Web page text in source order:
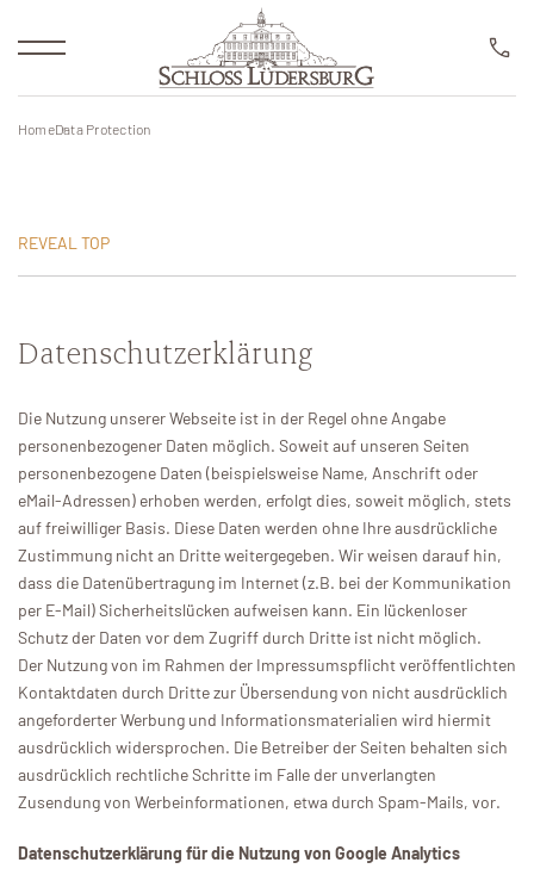
Übernachtung
Golf Resort
Newsletter
Restaurants
Business & Events
Spa & Wellness
Gutscheine
Startzeit
Buchen Sie Ihr Wunschdatum und sichern Sie sich jetzt
Ihren Wunschtermin!
Startzeit buchen
HOTEL ROOM BOOKING
Reservierung
RESERVIERUNG
HomeData Protection
REVEAL TOP
Datenschutzerklärung
Die Nutzung unserer Webseite ist in der Regel ohne Angabe
personenbezogener Daten möglich. Soweit auf unseren Seiten
personenbezogene Daten (beispielsweise Name, Anschrift oder
eMail-Adressen) erhoben werden, erfolgt dies, soweit möglich, stets
auf freiwilliger Basis. Diese Daten werden ohne Ihre ausdrückliche
Zustimmung nicht an Dritte weitergegeben. Wir weisen darauf hin,
dass die Datenübertragung im Internet (z.B. bei der Kommunikation
per E-Mail) Sicherheitslücken aufweisen kann. Ein lückenloser
Schutz der Daten vor dem Zugriff durch Dritte ist nicht möglich.
Der Nutzung von im Rahmen der Impressumspflicht veröffentlichten
Kontaktdaten durch Dritte zur Übersendung von nicht ausdrücklich
angeforderter Werbung und Informationsmaterialien wird hiermit
ausdrücklich widersprochen. Die Betreiber der Seiten behalten sich
ausdrücklich rechtliche Schritte im Falle der unverlangten
Zusendung von Werbeinformationen, etwa durch Spam-Mails, vor.
Datenschutzerklärung für die Nutzung von Google Analytics